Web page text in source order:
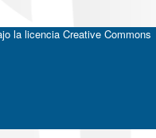
la licencia Creative Commons